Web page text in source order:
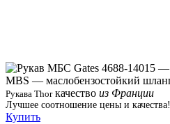
Рукава Thorкачество из Франции
Лучшее соотношение цены и качества!
Купить